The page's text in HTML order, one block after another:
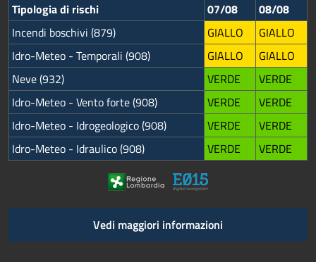
Tipologia di rischi
07/08
08/08
Incendi boschivi (879)
GIALLO
GIALLO
Idro-Meteo - Temporali (908)
GIALLO
GIALLO
Neve (932)
VERDE
VERDE
Idro-Meteo - Vento forte (908)
VERDE
VERDE
Idro-Meteo - Idrogeologico (908)
VERDE
VERDE
Idro-Meteo - Idraulico (908)
VERDE VERDE
Vedi maggiori informazioni